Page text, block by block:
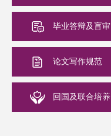
毕业答辩及盲审
论文写作规范
回国及联合培养